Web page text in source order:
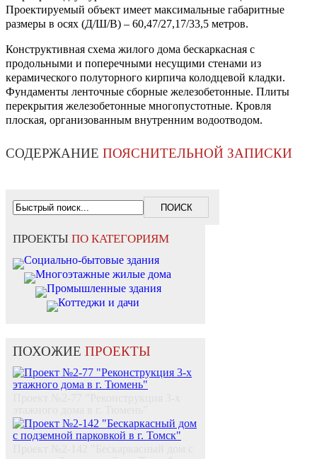
Проектируемый объект имеет максимальные габаритные
размеры в осях (Д/Ш/В) – 60,47/27,17/33,5 метров.
Конструктивная схема жилого дома бескаркасная с
продольными и поперечными несущими стенами из
керамического полуторного кирпича колодцевой кладки.
Фундаменты ленточные сборные железобетонные. Плиты
перекрытия железобетонные многопустотные. Кровля
плоская, организованным внутренним водоотводом.
СОДЕРЖАНИЕ ПОЯСНИТЕЛЬНОЙ ЗАПИСКИ
ПРОЕКТЫ ПО КАТЕГОРИЯМ
Социально-бытовые здания
Многоэтажные жилые дома
Промышленные здания
Коттеджи и дачи
ПОХОЖИЕ ПРОЕКТЫ